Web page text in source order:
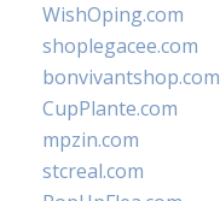
WishOping.com
shoplegacee.com
bonvivantshop.com
CupPlante.com
mpzin.com
stcreal.com